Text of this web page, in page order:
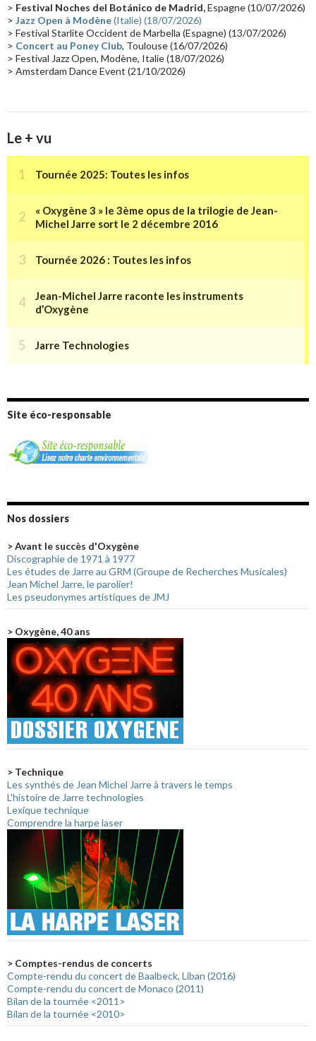
Tournée 2025(14) 2024(14) Chine(13)
> Festival Noches del Botánico de Madrid,Espagne (10/07/2026)
> Jazz Open à Modène(Italie) (18/07/2026)
> Festival Starlite Occident de Marbella (Espagne) (13/07/2026)
> Concert au Poney Club, Toulouse (16/07/2026)
> Festival Jazz Open, Modène, Italie (18/07/2026)
> Amsterdam Dance Event (21/10/2026)
Le + vu
Site éco-responsable
Nos dossiers
> Avant le succès d'Oxygène
Discographie de 1971 à 1977
Les études de Jarre au GRM (Groupe de Recherches Musicales)
Jean Michel Jarre, le parolier!
Les pseudonymes artistiques de JMJ
> Oxygène, 40 ans
> Technique
Les synthés de Jean Michel Jarre à travers le temps
L'histoire de Jarre technologies
Lexique technique
Comprendre la harpe laser
> Comptes-rendus de concerts
Compte-rendu du concert de Baalbeck, Liban (2016)
Compte-rendu du concert de Monaco (2011)
Bilan de la tournée <2011>
Bilan de la tournée <2010>